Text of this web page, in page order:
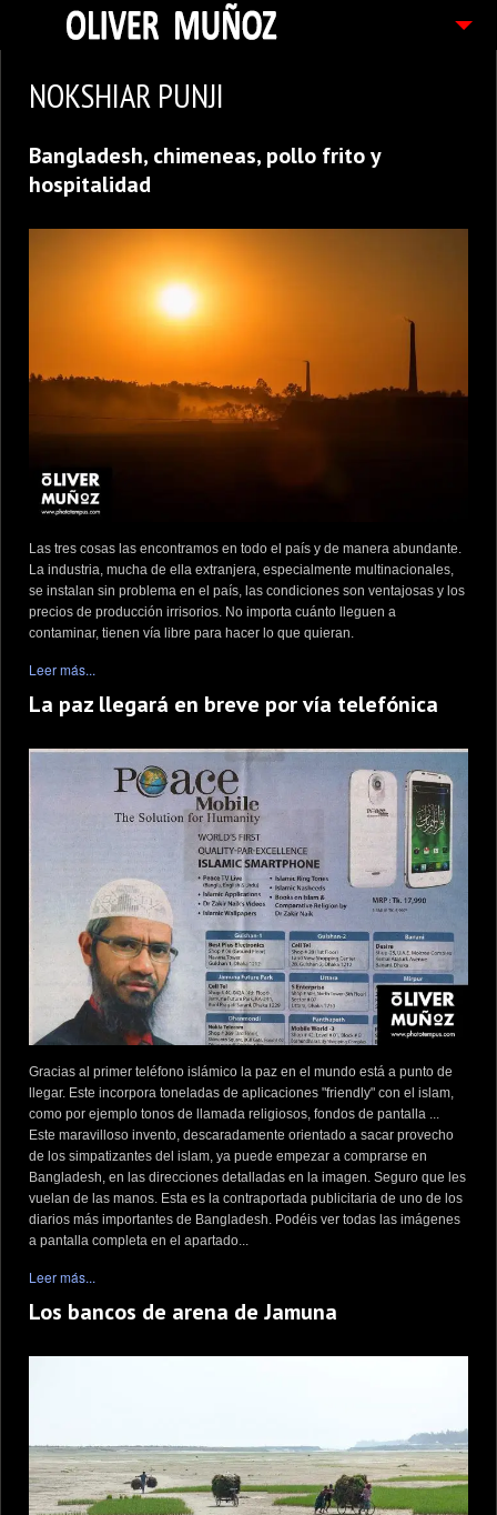
FOTOGRAFIAS
CONTACTO
PEDIDOS
NOKSHIAR PUNJI
Bangladesh, chimeneas, pollo frito y
hospitalidad
Las tres cosas las encontramos en todo el país y de manera abundante.
La industria, mucha de ella extranjera, especialmente multinacionales,
se instalan sin problema en el país, las condiciones son ventajosas y los
precios de producción irrisorios. No importa cuánto lleguen a
contaminar, tienen vía libre para hacer lo que quieran.
Leer más...
La paz llegará en breve por vía telefónica
Gracias al primer teléfono islámico la paz en el mundo está a punto de
llegar. Este incorpora toneladas de aplicaciones "friendly" con el islam,
como por ejemplo tonos de llamada religiosos, fondos de pantalla ...
Este maravilloso invento, descaradamente orientado a sacar provecho
de los simpatizantes del islam, ya puede empezar a comprarse en
Bangladesh, en las direcciones detalladas en la imagen. Seguro que les
vuelan de las manos. Esta es la contraportada publicitaria de uno de los
diarios más importantes de Bangladesh. Podéis ver todas las imágenes
a pantalla completa en el apartado...
Leer más...
Los bancos de arena de Jamuna